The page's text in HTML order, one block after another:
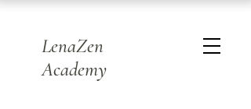
LenaZen
Academy